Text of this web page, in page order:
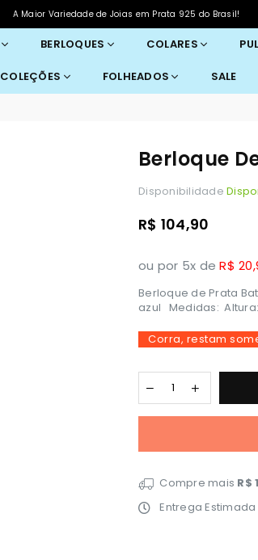
A Maior Variedade de Joias em Prata 925 do Brasil!
BERLOQUES COLARES
COLEÇÕES FOLHEADOS SALE
Berloque
Disponibilidade
Preço
R$ 104,90
ou por 5x deR$
Berloque de Prata
azul Medidas: Altura:
Corra, restam
Compre mais R$
Entrega